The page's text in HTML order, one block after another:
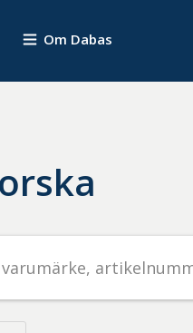
Om Dabas